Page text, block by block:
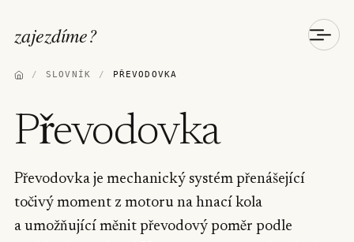
zajezdíme?
/ SLOVNÍK / PŘEVODOVKA
Převodovka
Převodovka je mechanický systém přenášející
točivý moment z motoru na hnací kola
a umožňující měnit převodový poměr podle